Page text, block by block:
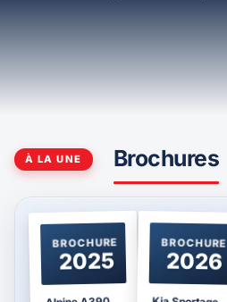
À LA UNE Brochures
BROCHURE
2025
BROCHURE
2026